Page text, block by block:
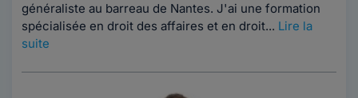
généraliste au barreau de Nantes. J'ai une formation
spécialisée en droit des affaires et en droit... Lire la
suite